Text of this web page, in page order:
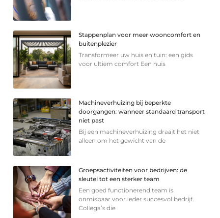
Stappenplan voor meer wooncomfort en
buitenplezier
Transformeer uw huis en tuin: een gids
voor ultiem comfort Een huis
Machineverhuizing bij beperkte
doorgangen: wanneer standaard transport
niet past
Bij een machineverhuizing draait het niet
alleen om het gewicht van de
Groepsactiviteiten voor bedrijven: de
sleutel tot een sterker team
Een goed functionerend team is
onmisbaar voor ieder succesvol bedrijf.
Collega’s die